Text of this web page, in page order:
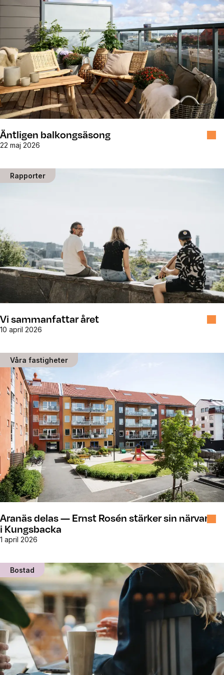
Äntligen balkongsäsong
22 maj 2026
Rapporter
Vi sammanfattar året
10 april 2026
Våra fastigheter
Aranäs delas — Ernst Rosén stärker sin närvaro
i Kungsbacka
1 april 2026
Bostad